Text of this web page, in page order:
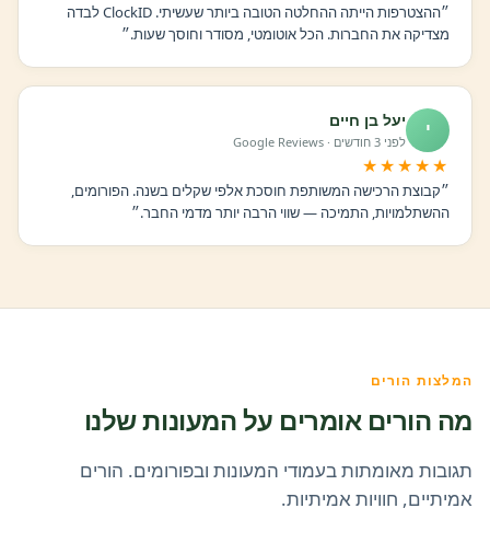
״ההצטרפות הייתה ההחלטה הטובה ביותר שעשיתי. ClockID לבדה
מצדיקה את החברות. הכל אוטומטי, מסודר וחוסך שעות.״
י יעל בן חיים
לפני 3 חודשים · Google Reviews
★★★★★
״קבוצת הרכישה המשותפת חוסכת אלפי שקלים בשנה. הפורומים,
ההשתלמויות, התמיכה — שווי הרבה יותר מדמי החבר.״
המלצות הורים
מה הורים אומרים על המעונות שלנו
תגובות מאומתות בעמודי המעונות ובפורומים. הורים
אמיתיים, חוויות אמיתיות.